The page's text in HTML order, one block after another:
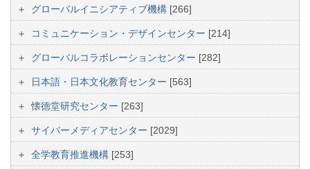
グローバルイニシアティブ機構 [266]
コミュニケーション・デザインセンター [214]
グローバルコラボレーションセンター [282]
日本語・日本文化教育センター [563]
懐徳堂研究センター [263]
サイバーメディアセンター [2029]
全学教育推進機構 [253]